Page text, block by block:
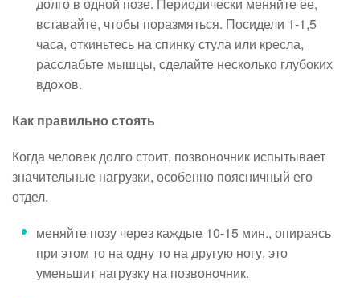
вставайте, чтобы поразмяться. Посидели 1-1,5
часа, откиньтесь на спинку стула или кресла,
расслабьте мышцы, сделайте несколько глубоких
вдохов.
Как правильно стоять
Когда человек долго стоит, позвоночник испытывает
значительные нагрузки, особенно поясничный его
отдел.
меняйте позу через каждые 10-15 мин., опираясь
при этом то на одну то на другую ногу, это
уменьшит нагрузку на позвоночник.